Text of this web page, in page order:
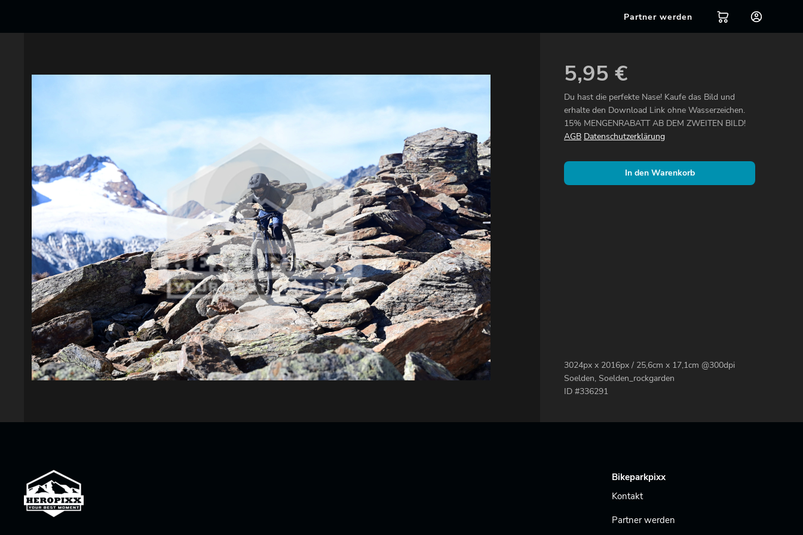
Partner werden
5,95 €
Du hast die perfekte Nase! Kaufe das Bild und
erhalte den Download Link ohne Wasserzeichen.
15% MENGENRABATT AB DEM ZWEITEN BILD!
AGB Datenschutzerklärung
In den Warenkorb
3024px x 2016px / 25,6cm x 17,1cm @300dpi
Soelden, Soelden_rockgarden
ID #336291
Bikeparkpixx
Kontakt
Partner werden